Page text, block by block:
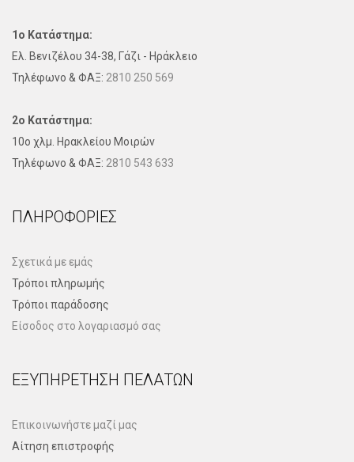
1ο Κατάστημα:
Ελ. Βενιζέλου 34-38, Γάζι - Ηράκλειο
Τηλέφωνo & ΦΑΞ: 2810 250 569
2ο Κατάστημα:
10ο χλμ. Ηρακλείου Μοιρών
Τηλέφωνo & ΦΑΞ: 2810 543 633
ΠΛΗΡΟΦΟΡΊΕΣ
Σχετικά με εμάς
Τρόποι πληρωμής
Τρόποι παράδοσης
Είσοδος στο λογαριασμό σας
ΕΞΥΠΗΡΈΤΗΣΗ ΠΕΛΑΤΏΝ
Επικοινωνήστε μαζί μας
Αίτηση επιστροφής